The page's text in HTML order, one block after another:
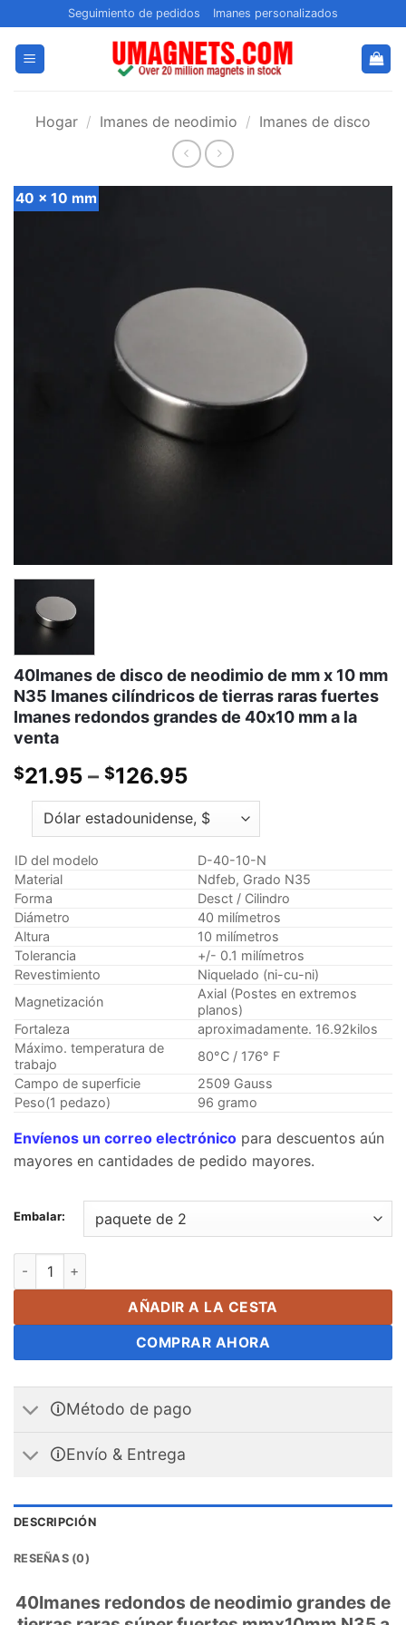
al
contenido
Seguimiento de pedidos Imanes personalizados
Hogar / Imanes de neodimio / Imanes de disco
40 x 10 mm
40Imanes de disco de neodimio de mm x 10 mm
N35 Imanes cilíndricos de tierras raras fuertes
Imanes redondos grandes de 40x10 mm a la
venta
$21.95 – $126.95Gama
de
precios:
$21.95
a
través
de
$126.95
ID del modelo
D-40-10-N
Material
Ndfeb, Grado N35
Forma
Desct / Cilindro
Diámetro
40 milímetros
Altura
10 milímetros
Tolerancia
+/- 0.1 milímetros
Revestimiento
Niquelado (ni-cu-ni)
Magnetización
Axial (Postes en extremos
planos)
Fortaleza
aproximadamente. 16.92kilos
Máximo. temperatura de
trabajo
80°C / 176° F
Campo de superficie
2509 Gauss
Peso(1 pedazo)
96 gramo
Envíenos un correo electrónico para descuentos aún
mayores en cantidades de pedido mayores.
Embalar:
40Imanes de disco de neodimio de mm x 10 mm N35
AÑADIR A LA CESTA
COMPRAR AHORA
🛈Método de pago
🛈Envío & Entrega
DESCRIPCIÓN
RESEÑAS (0)
40Imanes redondos de neodimio grandes de